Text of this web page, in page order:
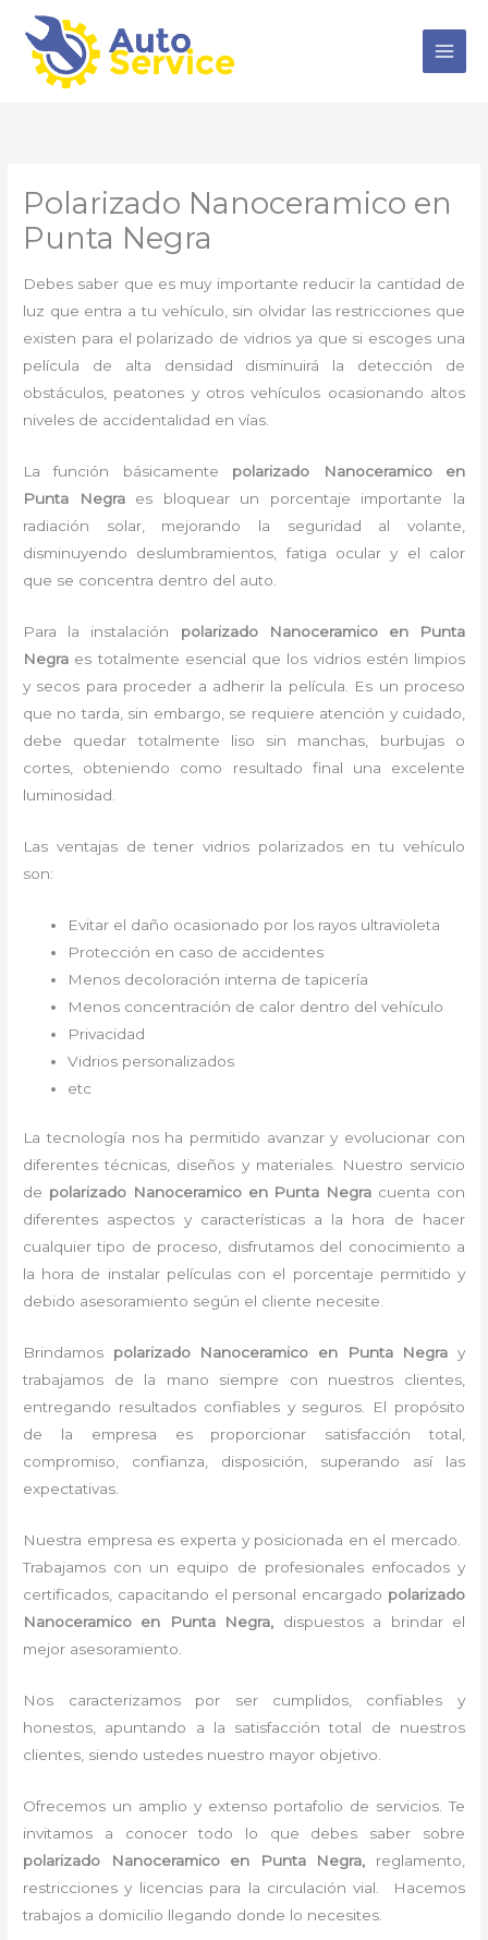
contenido
Polarizado Nanoceramico en
Punta Negra
Debes saber que es muy importante reducir la cantidad de
luz que entra a tu vehículo, sin olvidar las restricciones que
existen para el polarizado de vidrios ya que si escoges una
película de alta densidad disminuirá la detección de
obstáculos, peatones y otros vehículos ocasionando altos
niveles de accidentalidad en vías.
La función básicamente polarizado Nanoceramico en
Punta Negra es bloquear un porcentaje importante la
radiación solar, mejorando la seguridad al volante,
disminuyendo deslumbramientos, fatiga ocular y el calor
que se concentra dentro del auto.
Para la instalación polarizado Nanoceramicoen Punta
Negra es totalmente esencial que los vidrios estén limpios
y secos para proceder a adherir la película. Es un proceso
que no tarda, sin embargo, se requiere atención y cuidado,
debe quedar totalmente liso sin manchas, burbujas o
cortes, obteniendo como resultado final una excelente
luminosidad.
Las ventajas de tener vidrios polarizados en tu vehículo
son:
Evitar el daño ocasionado por los rayos ultravioleta
Protección en caso de accidentes
Menos decoloración interna de tapicería
Menos concentración de calor dentro del vehículo
Privacidad
Vidrios personalizados
etc
La tecnología nos ha permitido avanzar y evolucionar con
diferentes técnicas, diseños y materiales. Nuestro servicio
de polarizado Nanoceramicoen Punta Negra cuenta con
diferentes aspectos y características a la hora de hacer
cualquier tipo de proceso, disfrutamos del conocimiento a
la hora de instalar películas con el porcentaje permitido y
debido asesoramiento según el cliente necesite.
Brindamos polarizado Nanoceramico en Punta Negra y
trabajamos de la mano siempre con nuestros clientes,
entregando resultados confiables y seguros. El propósito
de la empresa es proporcionar satisfacción total,
compromiso, confianza, disposición, superando así las
expectativas.
Nuestra empresa es experta y posicionada en el mercado.
Trabajamos con un equipo de profesionales enfocados y
certificados, capacitando el personal encargado polarizado
Nanoceramico en Punta Negra,
dispuestos a brindar el
mejor asesoramiento.
Nos caracterizamos por ser cumplidos, confiables y
honestos, apuntando a la satisfacción total de nuestros
clientes, siendo ustedes nuestro mayor objetivo.
Ofrecemos un amplio y extenso portafolio de servicios. Te
invitamos a conocer todo lo que debes saber sobre
polarizado Nanoceramico
en Punta Negra, reglamento,
restricciones y licencias para la circulación vial. Hacemos
trabajos a domicilio llegando donde lo necesites.